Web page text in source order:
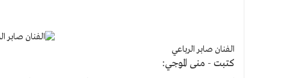
الفنان صابر الرباعي
كتبت - منى الموجي: